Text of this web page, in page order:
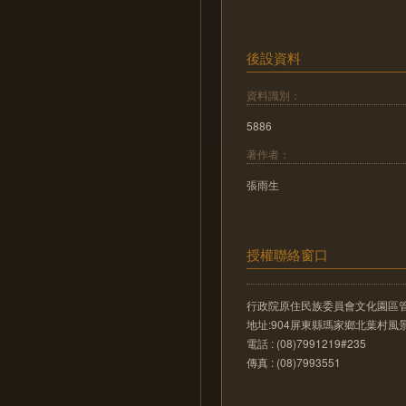
後設資料
資料識別：
5886
著作者：
張雨生
授權聯絡窗口
行政院原住民族委員會文化園區
地址:904屏東縣瑪家鄉北葉村風
電話 : (08)7991219#235
傳真 : (08)7993551